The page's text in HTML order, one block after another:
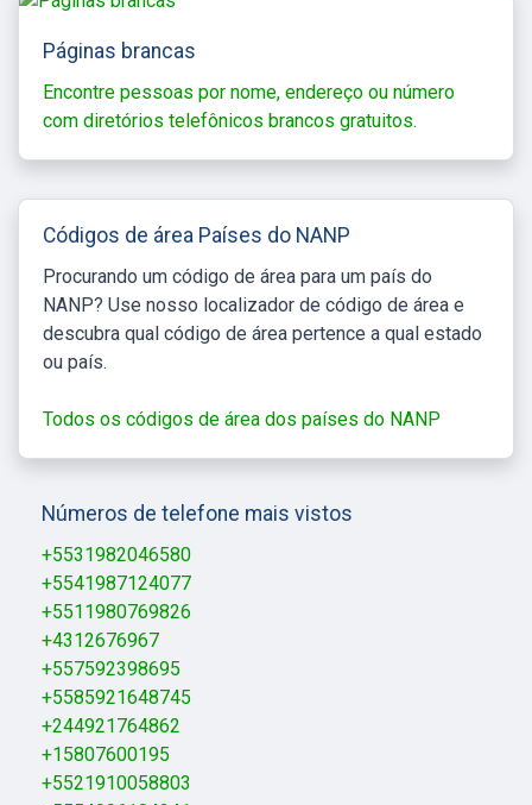
Páginas brancas
Encontre pessoas por nome, endereço ou número
com diretórios telefônicos brancos gratuitos.
Códigos de área Países do NANP
Procurando um código de área para um país do
NANP? Use nosso localizador de código de área e
descubra qual código de área pertence a qual estado
ou país.
Todos os códigos de área dos países do NANP
Números de telefone mais vistos
+5531982046580
+5541987124077
+5511980769826
+4312676967
+557592398695
+5585921648745
+244921764862
+15807600195
+5521910058803